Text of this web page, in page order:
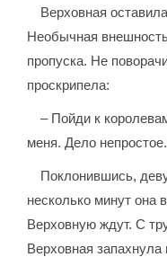
Верховная
Необычная
пропуска. Не
проскрипела:
– Пойди к
меня. Дело
Поклонившись,
несколько минут она
Верховную ждут. С
Верховная запахнула